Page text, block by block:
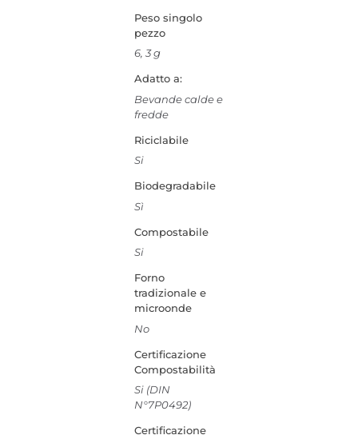
Peso singolo
pezzo
6, 3 g
Adatto a:
Bevande calde e
fredde
Riciclabile
Si
Biodegradabile
Sì
Compostabile
Si
Forno
tradizionale e
microonde
No
Certificazione
Compostabilità
Si (DIN
N°7P0492)
Certificazione